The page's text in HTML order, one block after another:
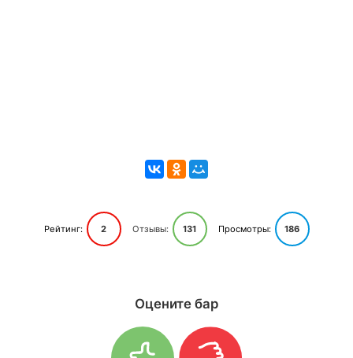
Рейтинг: 2 Отзывы: 131 Просмотры: 186
Оцените бар